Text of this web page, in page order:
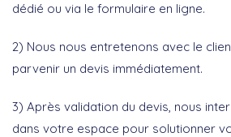
dédié ou via le formulaire en ligne.
2) Nous nous entretenons avec le
parvenir un devis immédiatement.
3) Après validation du devis, nous
dans votre espace pour solutionner